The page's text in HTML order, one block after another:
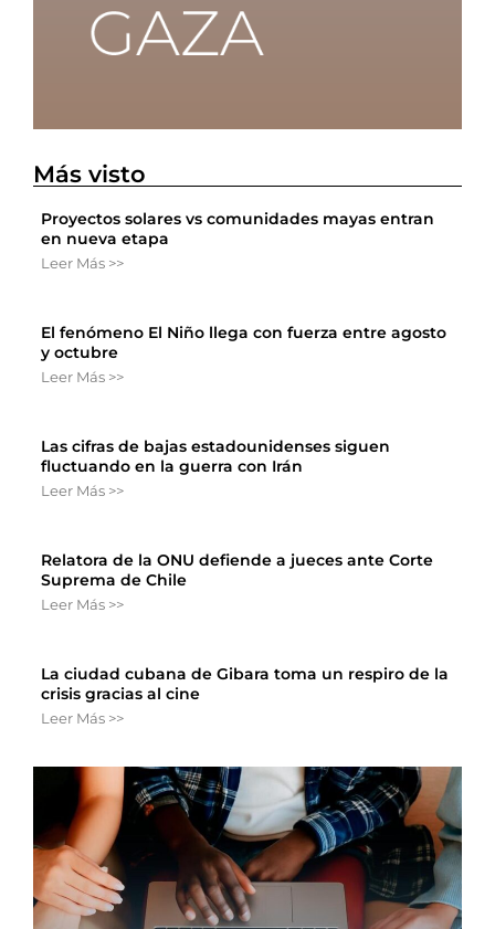
Más visto
Proyectos solares vs comunidades mayas entran
en nueva etapa
Leer Más >>
El fenómeno El Niño llega con fuerza entre agosto
y octubre
Leer Más >>
Las cifras de bajas estadounidenses siguen
fluctuando en la guerra con Irán
Leer Más >>
Relatora de la ONU defiende a jueces ante Corte
Suprema de Chile
Leer Más >>
La ciudad cubana de Gibara toma un respiro de la
crisis gracias al cine
Leer Más >>